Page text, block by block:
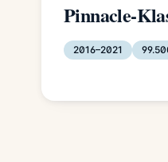
Pinnacle-
2016–2021